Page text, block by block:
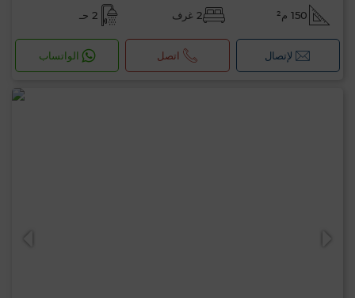
150 م² 2 غرف 2 حـ
لإتصال اتصل الواتساب